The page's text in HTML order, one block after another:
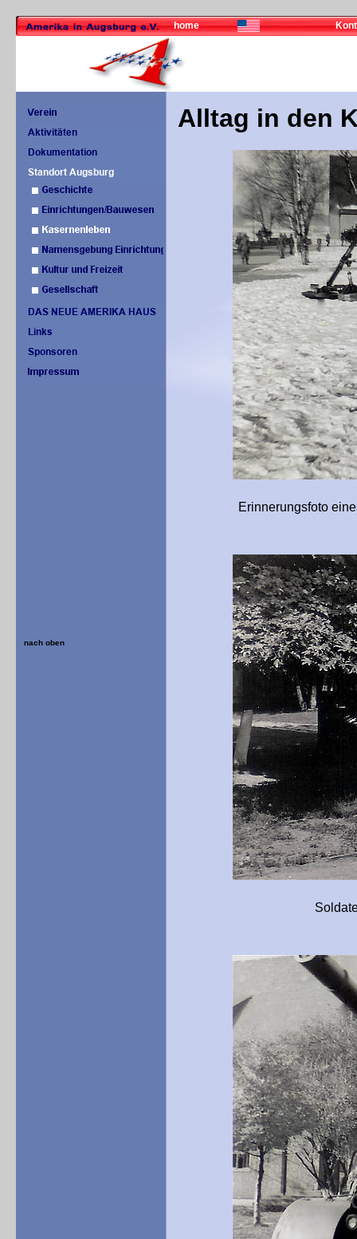
home
Alltag in den
Erinnerungsfoto eines
nach oben